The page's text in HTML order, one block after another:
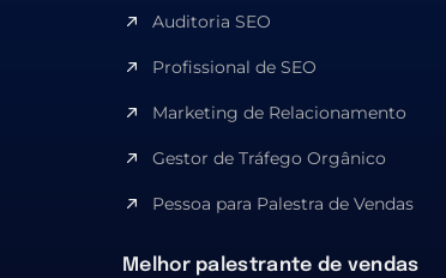
Auditoria SEO
Profissional de SEO
Marketing de Relacionamento
Gestor de Tráfego Orgânico
Pessoa para Palestra de Vendas
Melhor palestrante de vendas